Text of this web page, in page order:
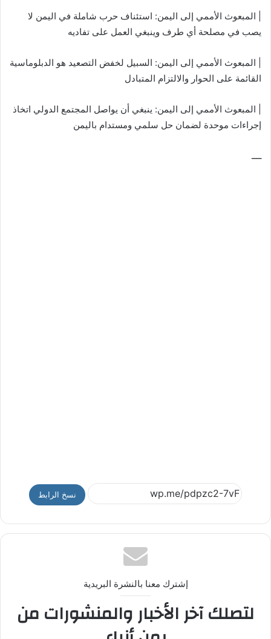
| المبعوث الأممي إلى اليمن: استئناف حرب شاملة في اليمن لا
يصب في مصلحة أي طرف وينبغي العمل على تفاديه
| المبعوث الأممي إلى اليمن: السبيل لخفض التصعيد هو الدبلوماسية
القائمة على الحوار والالتزام المتبادل
| المبعوث الأممي إلى اليمن: ينبغي أن يواصل المجتمع الدولي اتخاذ
إجراءات موحدة لضمان حل سلمي ومستدام باليمن
ــــ
نسخ الرابط
إشترك معنا بالنشرة البريدية
لتصلك آخر الأخبار والمنشورات من